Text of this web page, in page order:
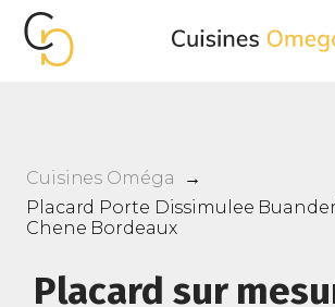
Cuisines Oméga
→
Placard Porte Dissimulee
Chene Bordeaux
Placard sur